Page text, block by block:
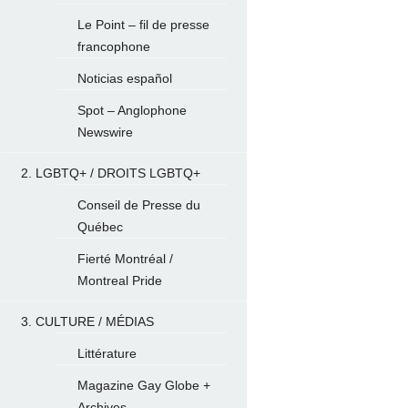
Le Point – fil de presse
francophone
Noticias español
Spot – Anglophone
Newswire
2. LGBTQ+ / DROITS LGBTQ+
Conseil de Presse du
Québec
Fierté Montréal /
Montreal Pride
3. CULTURE / MÉDIAS
Littérature
Magazine Gay Globe +